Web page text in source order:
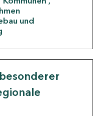
und